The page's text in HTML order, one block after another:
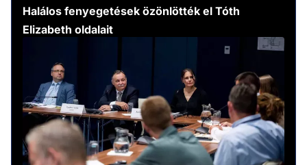
Halálos fenyegetések özönlötték el Tóth
Elizabeth oldalait